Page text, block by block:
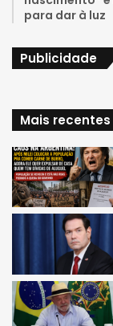
para dar à luz
Publicidade
Mais recentes